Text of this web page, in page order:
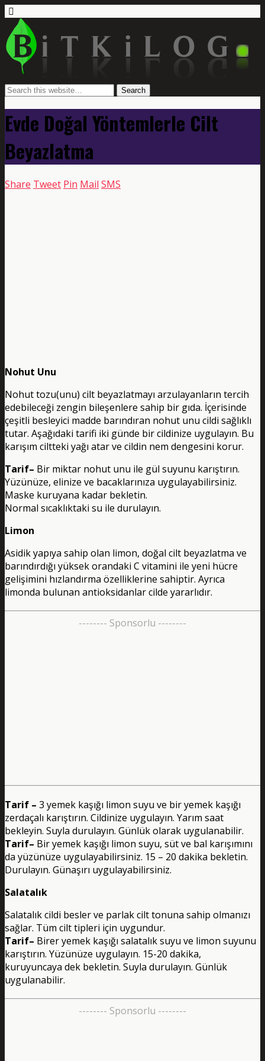
Evde Doğal Yöntemlerle Cilt
Beyazlatma
Share Tweet Pin Mail SMS
Nohut Unu
Nohut tozu(unu) cilt beyazlatmayı arzulayanların tercih
edebileceği zengin bileşenlere sahip bir gıda. İçerisinde
çeşitli besleyici madde barındıran nohut unu cildi sağlıklı
tutar. Aşağıdaki tarifi iki günde bir cildinize uygulayın. Bu
karışım ciltteki yağı atar ve cildin nem dengesini korur.
Tarif– Bir miktar nohut unu ile gül suyunu karıştırın.
Yüzünüze, elinize ve bacaklarınıza uygulayabilirsiniz.
Maske kuruyana kadar bekletin.
Normal sıcaklıktaki su ile durulayın.
Limon
Asidik yapıya sahip olan limon, doğal cilt beyazlatma ve
barındırdığı yüksek orandaki C vitamini ile yeni hücre
gelişimini hızlandırma özelliklerine sahiptir. Ayrıca
limonda bulunan antioksidanlar cilde yararlıdır.
-------- Sponsorlu --------
Tarif – 3 yemek kaşığı limon suyu ve bir yemek kaşığı
zerdaçalı karıştırın. Cildinize uygulayın. Yarım saat
bekleyin. Suyla durulayın. Günlük olarak uygulanabilir.
Tarif– Bir yemek kaşığı limon suyu, süt ve bal karışımını
da yüzünüze uygulayabilirsiniz. 15 – 20 dakika bekletin.
Durulayın. Günaşırı uygulayabilirsiniz.
Salatalık
Salatalık cildi besler ve parlak cilt tonuna sahip olmanızı
sağlar. Tüm cilt tipleri için uygundur.
Tarif– Birer yemek kaşığı salatalık suyu ve limon suyunu
karıştırın. Yüzünüze uygulayın. 15-20 dakika,
kuruyuncaya dek bekletin. Suyla durulayın. Günlük
uygulanabilir.
-------- Sponsorlu --------